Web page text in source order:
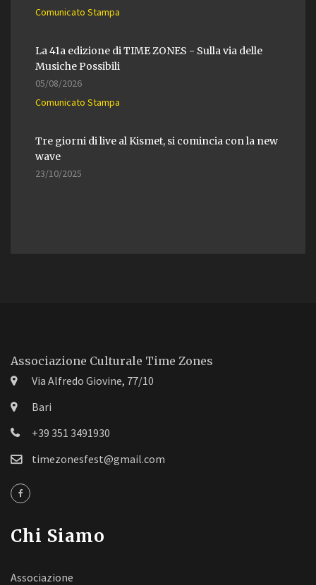
Comunicato Stampa
La 41a edizione di TIME ZONES - Sulla via delle
Musiche Possibili
05/08/2026
Comunicato Stampa
Tre giorni di live al Kismet, si comincia con la new
wave
23/10/2025
Associazione Culturale Time Zones
Via Alfredo Giovine, 77/10
Bari
+39 351 3491930
timezonesfest@gmail.com
Chi Siamo
Associazione